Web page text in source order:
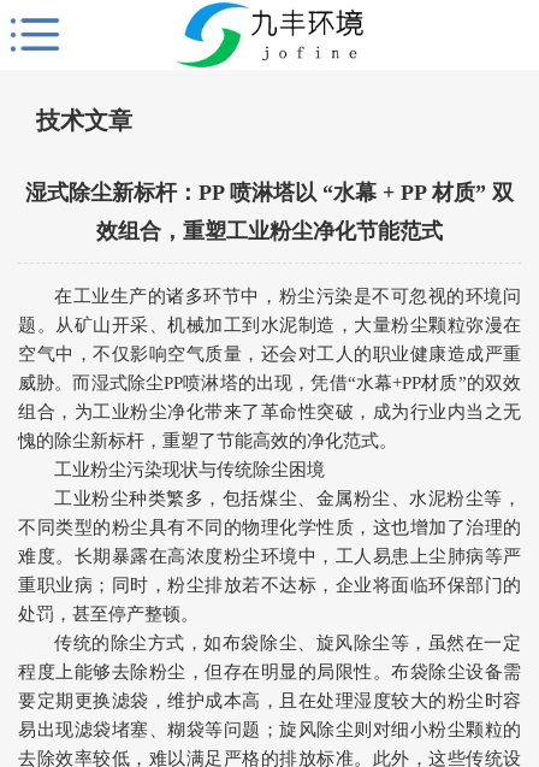
技术文章
湿式除尘新标杆：PP 喷淋塔以 “水幕 + PP 材质” 双
效组合，重塑工业粉尘净化节能范式
在工业生产的诸多环节中，粉尘污染是不可忽视的环境问
题。从矿山开采、机械加工到水泥制造，大量粉尘颗粒弥漫在
空气中，不仅影响空气质量，还会对工人的职业健康造成严重
威胁。而湿式除尘PP喷淋塔的出现，凭借“水幕+PP材质”的双效
组合，为工业粉尘净化带来了革命性突破，成为行业内当之无
愧的除尘新标杆，重塑了节能高效的净化范式。
工业粉尘污染现状与传统除尘困境
工业粉尘种类繁多，包括煤尘、金属粉尘、水泥粉尘等，
不同类型的粉尘具有不同的物理化学性质，这也增加了治理的
难度。长期暴露在高浓度粉尘环境中，工人易患上尘肺病等严
重职业病；同时，粉尘排放若不达标，企业将面临环保部门的
处罚，甚至停产整顿。
传统的除尘方式，如布袋除尘、旋风除尘等，虽然在一定
程度上能够去除粉尘，但存在明显的局限性。布袋除尘设备需
要定期更换滤袋，维护成本高，且在处理湿度较大的粉尘时容
易出现滤袋堵塞、糊袋等问题；旋风除尘则对细小粉尘颗粒的
去除效率较低，难以满足严格的排放标准。此外，这些传统设